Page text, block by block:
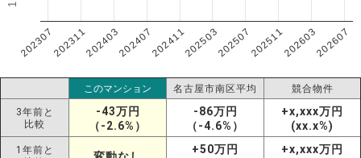
202307202311202403202407202411202503202507202511202603202607
このマンション 名古屋市南区平均 競合物件
3年前と
比較
-43万円
（-2.6%）
-86万円
（-4.6%）
+x,xxx万円
(xx.x%)
1年前と
+50万円
+x,xxx万円